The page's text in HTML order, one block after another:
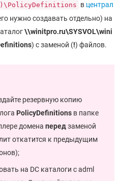
в централ
нужно создавать отдельно) на
\\winitpro.ru\SYSVOL\wini
) с заменой (!) файлов.
резервную копию
PolicyDefinitions в папке
домена передзаменой
откатится к предыдущим
на DC каталоги с adml